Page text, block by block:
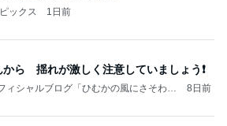
ックス 1日前
から 揺れが激しく注意していましょう❗️
ィシャルブログ「ひむかの風にさそわれ
8日前